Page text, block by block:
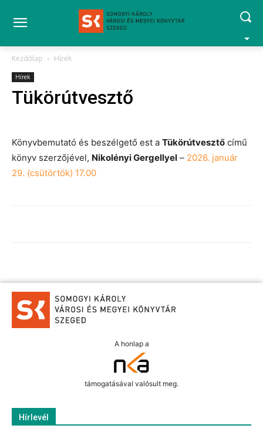
Kezdőlap Hírek
Hírek
Tükörútvesztő
Könyvbemutató és beszélgető est a Tükörútvesztő című
könyv szerzőjével, Nikolényi Gergellyel – 2026. január
29. (csütörtök) 17.00
A honlap a
támogatásával valósult meg.
Hírlevél